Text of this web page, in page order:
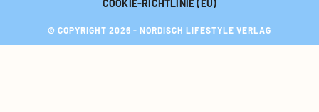
COOKIE-RICHTLINIE (EU)
© COPYRIGHT 2026 - NORDISCH LIFESTYLE VERLAG